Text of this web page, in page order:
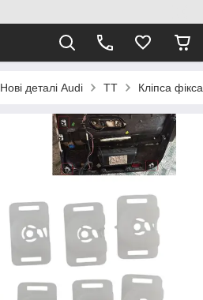
Нові деталі Audi TT Кліпса